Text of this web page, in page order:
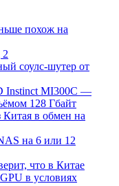
похож на
2
соулс-шутер от
Instinct MI300C —
128 Гбайт
в обмен на
на 6 или 12
что в Китае
в условиях